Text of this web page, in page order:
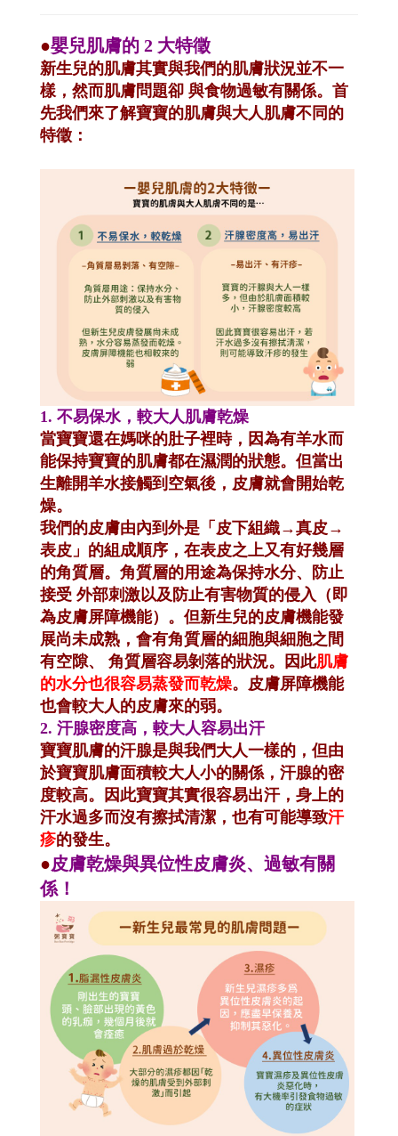
●嬰兒肌膚的 2 大特徵
新生兒的肌膚其實與我們的肌膚狀況並不一
樣，然而肌膚問題卻 與食物過敏有關係。首
先我們來了解寶寶的肌膚與大人肌膚不同的
特徵：
1. 不易保水，較大人肌膚乾燥
當寶寶還在媽咪的肚子裡時，因為有羊水而
能保持寶寶的肌膚都在濕潤的狀態。但當出
生離開羊水接觸到空氣後，皮膚就會開始乾
燥。
我們的皮膚由內到外是「皮下組織→真皮→
表皮」的組成順序，在表皮之上又有好幾層
的角質層。角質層的用途為保持水分、防止
接受 外部刺激以及防止有害物質的侵入（即
為皮膚屏障機能）。但新生兒的皮膚機能發
展尚未成熟，會有角質層的細胞與細胞之間
有空隙、 角質層容易剝落的狀況。因此肌膚
的水分也很容易蒸發而乾燥。皮膚屏障機能
也會較大人的皮膚來的弱。
2. 汗腺密度高，較大人容易出汗
寶寶肌膚的汗腺是與我們大人一樣的，但由
於寶寶肌膚面積較大人小的關係，汗腺的密
度較高。因此寶寶其實很容易出汗，身上的
汗水過多而沒有擦拭清潔，也有可能導致汗
疹的發生。
●皮膚乾燥與異位性皮膚炎、過敏有關
係！